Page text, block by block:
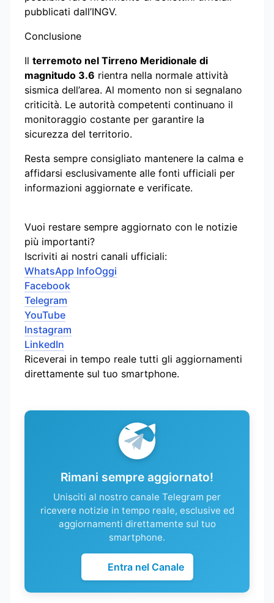
pubblicati dall’INGV.
Conclusione
Il terremoto nel Tirreno Meridionale di
magnitudo 3.6 rientra nella normale attività
sismica dell’area. Al momento non si segnalano
criticità. Le autorità competenti continuano il
monitoraggio costante per garantire la
sicurezza del territorio.
Resta sempre consigliato mantenere la calma e
affidarsi esclusivamente alle fonti ufficiali per
informazioni aggiornate e verificate.
Vuoi restare sempre aggiornato con le notizie
più importanti?
Iscriviti ai nostri canali ufficiali:
WhatsApp InfoOggi
Facebook
Telegram
YouTube
Instagram
LinkedIn
Riceverai in tempo reale tutti gli aggiornamenti
direttamente sul tuo smartphone.
Rimani sempre aggiornato!
Unisciti al nostro canale Telegram per
ricevere notizie in tempo reale, esclusive ed
aggiornamenti direttamente sul tuo
smartphone.
Entra nel Canale